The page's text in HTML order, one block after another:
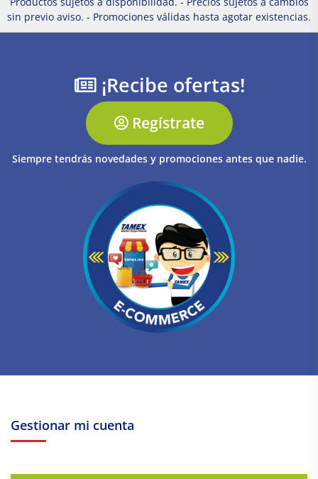
sin previo aviso. - Promociones válidas hasta agotar existencias.
¡Recibe ofertas!
Regístrate
Siempre tendrás novedades y promociones antes que nadie.
Gestionar mi cuenta